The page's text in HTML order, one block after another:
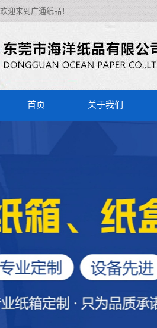
欢迎来到广通纸品！
首页 关于我们